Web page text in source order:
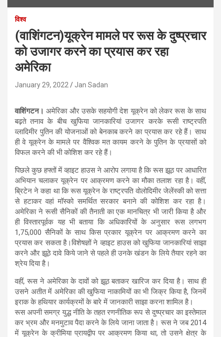
विश्व
(वाशिंगटन)यूक्रेन मामले पर रूस के दुष्प्रचार
को उजागर करने का प्रयास कर रहा
अमेरिका
January 29, 2022 Jan Sadan
वाशिंगटन। अमेरिका और उसके सहयोगी देश यूक्रेन को लेकर रूस के साथ
बढ़ते तनाव के बीच खुफिया जानकारियां उजागर करके रूसी राष्ट्रपति
व्लादिमीर पुतिन की योजनाओं को बेनकाब करने का प्रयास कर रहे हैं। साथ
ही वे यूक्रेन के मामले पर वैश्विक मत कायम करने के पुतिन के प्रयासों को
विफल करने की भी कोशिश कर रहे हैं।
पिछले कुछ हफ्तों में व्हाइट हाउस ने आरोप लगाया है कि रूस झूठ पर आधारित
अभियान चलाकर यूक्रेन पर आक्रमण करने का मौका तलाश रहा है। वहीं,
ब्रिटेन ने कहा था कि रूस यूक्रेन के राष्ट्रपति वोलोदिमीर जेलेंस्की को सत्ता
से हटाकर वहां मॉस्को समर्थित सरकार बनाने की कोशिश कर रहा है।
अमेरिका ने रूसी सैनिकों की तैनाती का एक मानचित्र भी जारी किया है और
ही विस्तारपूर्वक यह भी बताया कि अधिकारियों के अनुसार रूस लगभग
1,75,000 सैनिकों के साथ किस प्रकार यूक्रेन पर आक्रमण करने का
प्रयास कर सकता है।विशेषज्ञों ने व्हाइट हाउस को खुफिया जानकारियां साझा
करने और झूठे दावे किये जाने से पहले ही उनके खंडन के लिये तैयार रहने का
श्रेय दिया है।
वहीं, रूस ने अमेरिका के दावों को झूठ बताकर खारिज कर दिया है। साथ ही
उसने अतीत में अमेरिका की खुफिया नाकामियों का भी जिक्र किया है, जिनमें
इराक के हथियार कार्यक्रमों के बारे में जानकारी साझा करना शामिल है।
रूस अपनी समग्र युद्ध नीति के तहत रणनीतिक रूप से दुष्प्रचार का इस्तेमाल
कर भ्रम और मनमुटाव पैदा करने के लिये जाना जाता है। रूस ने जब 2014
में यूक्रेन के क्रीमिया प्रायद्वीप पर आक्रमण किया था, तो उसने क्षेत्र के